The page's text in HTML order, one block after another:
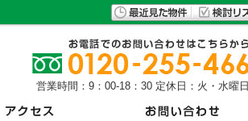
営業時間：9：00-18：30 定休日：火・水曜日